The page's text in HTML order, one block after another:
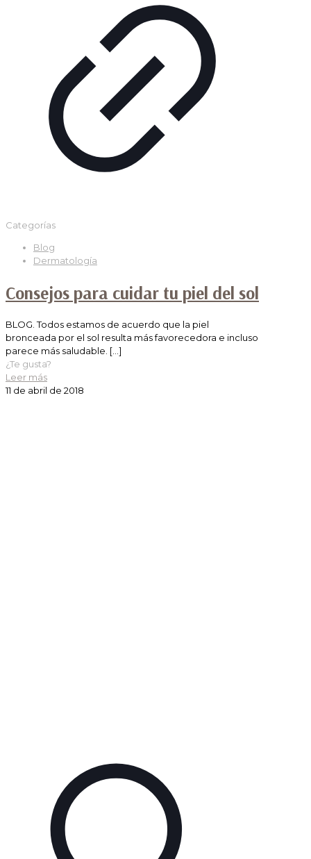
Categorías
Blog
Dermatología
Consejos para cuidar tu piel del sol
BLOG. Todos estamos de acuerdo que la piel
bronceada por el sol resulta más favorecedora e incluso
parece más saludable. […]
¿Te gusta?
Leer más
11 de abril de 2018